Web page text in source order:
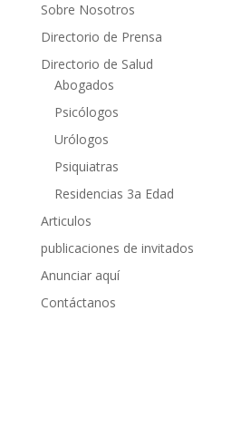
Sobre Nosotros
Directorio de Prensa
Directorio de Salud
Abogados
Psicólogos
Urólogos
Psiquiatras
Residencias 3a Edad
Articulos
publicaciones de invitados
Anunciar aquí
Contáctanos